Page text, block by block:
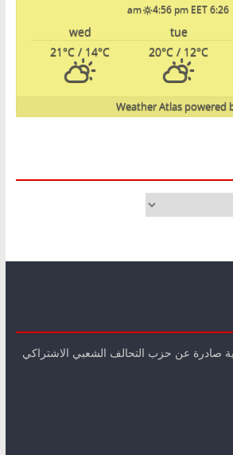
6:26 am
4:56 pm EET
tue
wed
20°C / 12°C
21°C / 14°C
powered
Weather Atlas
صادرة عن حزب التحالف الشعبي الاشتراكي